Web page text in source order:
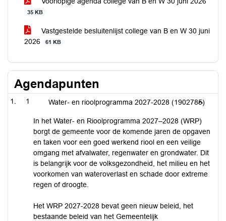
35 KB
Vastgestelde besluitenlijst college van B en W 30 juni
2026
61 KB
Agendapunten
1 Water- en rioolprogramma 2027-2028 (1902785)
In het Water- en Rioolprogramma 2027–2028 (WRP)
borgt de gemeente voor de komende jaren de opgaven
en taken voor een goed werkend riool en een veilige
omgang met afvalwater, regenwater en grondwater. Dit
is belangrijk voor de volksgezondheid, het milieu en het
voorkomen van wateroverlast en schade door extreme
regen of droogte.
Het WRP 2027-2028 bevat geen nieuw beleid, het
bestaande beleid van het Gemeentelijk